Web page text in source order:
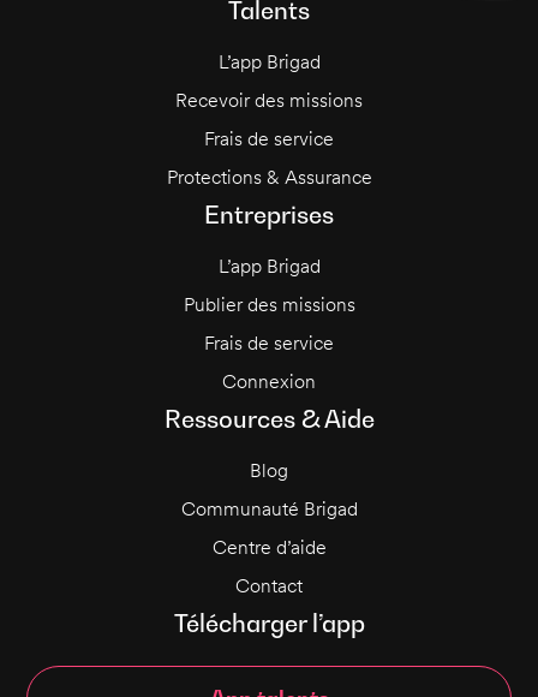
Talents
L’app Brigad
Recevoir des missions
Frais de service
Protections & Assurance
Entreprises
L’app Brigad
Publier des missions
Frais de service
Connexion
Ressources & Aide
Blog
Communauté Brigad
Centre d’aide
Contact
Télécharger l’app